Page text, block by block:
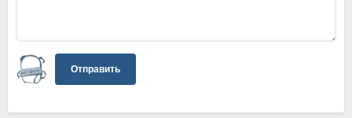
Отправить